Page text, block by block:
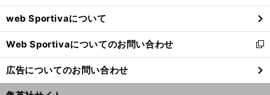
マ
、
ウ
で
開
く
web Sportivaについて
Web Sportivaについてのお問い合わせ
新
し
い
ウ
広告についてのお問い合わせ